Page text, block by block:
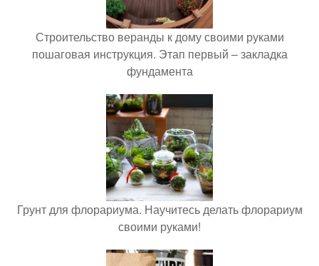
Строительство веранды к дому своими руками
пошаговая инструкция. Этап первый – закладка
фундамента
Грунт для флорариума. Научитесь делать флорариум
своими руками!